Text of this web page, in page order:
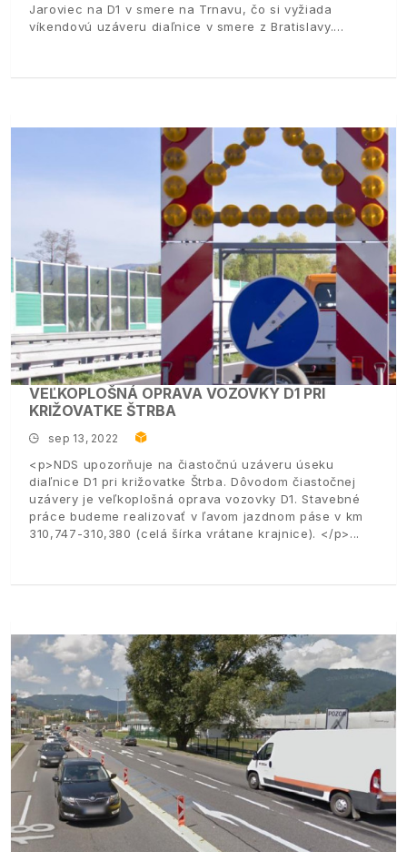
Jaroviec na D1 v smere na Trnavu, čo si vyžiada
víkendovú uzáveru diaľnice v smere z Bratislavy.
VEĽKOPLOŠNÁ OPRAVA VOZOVKY D1 PRI
KRIŽOVATKE ŠTRBA
sep 13, 2022
<p>NDS upozorňuje na čiastočnú uzáveru úseku
diaľnice D1 pri križovatke Štrba. Dôvodom čiastočnej
uzávery je veľkoplošná oprava vozovky D1. Stavebné
práce budeme realizovať v ľavom jazdnom páse v km
310,747-310,380 (celá šírka vrátane krajnice). </p>